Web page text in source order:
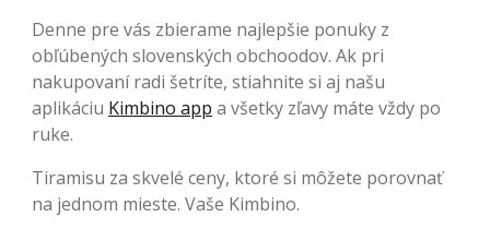
Denne pre vás zbierame najlepšie ponuky z
obľúbených slovenských obchoodov. Ak pri
nakupovaní radi šetríte, stiahnite si aj našu
aplikáciu Kimbino app a všetky zľavy máte vždy po
ruke.
Tiramisu za skvelé ceny, ktoré si môžete porovnať
na jednom mieste. Vaše Kimbino.